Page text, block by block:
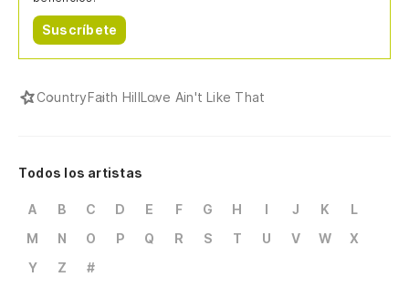
Suscríbete
CountryFaith HillLove Ain't Like That
Todos los artistas
A B C D E F G H I J K
L
M
N O P Q R S T U V W
X
Y
Z #